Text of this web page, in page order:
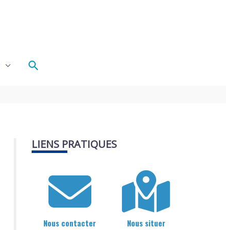
Rechercher
LIENS PRATIQUES
Nous contacter Nous situer